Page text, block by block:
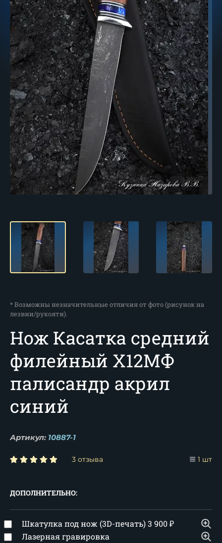
* Возможны незначительные отличия от фото (рисунок на
лезвии/рукояти).
Нож Касатка средний
филейный Х12МФ
палисандр акрил
синий
Артикул: 10887-1
3 отзыва 1 шт
ДОПОЛНИТЕЛЬНО:
Шкатулка под нож (3D-печать)3 900₽
Лазерная гравировка